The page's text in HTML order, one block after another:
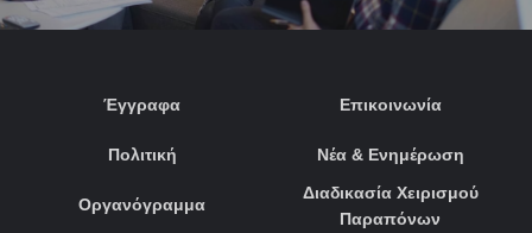
Έγγραφα
Πολιτική
Οργανόγραμμα
Επικοινωνία
Νέα & Ενημέρωση
Διαδικασία Χειρισμού
Παραπόνων